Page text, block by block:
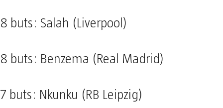
8 buts: Salah (Liverpool)
8 buts: Benzema (Real Madrid)
7 buts: Nkunku (RB Leipzig)